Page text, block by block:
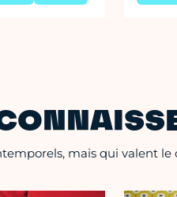
mais qui valent le